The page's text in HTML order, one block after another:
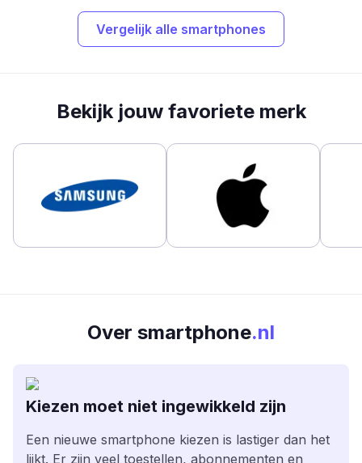
Vergelijk alle smartphones
Bekijk jouw favoriete merk
Over smartphone.nl
Kiezen moet niet ingewikkeld zijn
Een nieuwe smartphone kiezen is lastiger dan het
lijkt. Er zijn veel toestellen, abonnementen en